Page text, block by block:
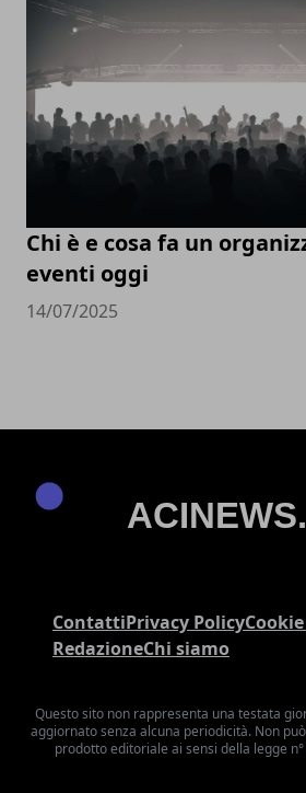
Chi è e cosa fa un
eventi oggi
14/07/2025
ContattiPrivacy Policy
RedazioneChi siamo
Questo sito non rappresenta una testata
aggiornato senza alcuna periodicità. Non
prodotto editoriale ai sensi della legge